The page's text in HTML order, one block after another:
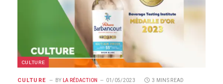
CULTURE
CULTURE BY LA RÉDACTION 01/05/2023 3 MINS READ